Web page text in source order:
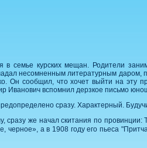
в семье курских мещан. Родители
несомненным литературным
Он сообщил, что хочет выйти на эту
Иванович вспомнил дерзкое письмо
сразу. Характерный.
сразу же начал скитания по
черное», а в 1908 году его пьеса